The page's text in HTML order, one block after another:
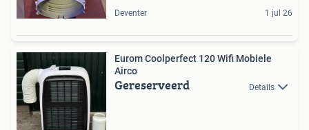
Deventer 1 jul 26
Eurom Coolperfect 120 Wifi Mobiele
Airco
Gereserveerd Details